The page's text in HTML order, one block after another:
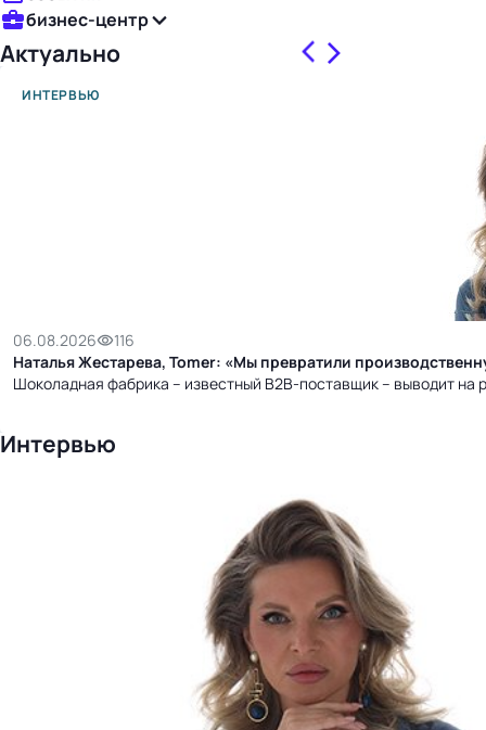
бизнес-центр
Актуально
ИНТЕРВЬЮ
06.08.2026
116
Наталья Жестарева, Tomer: «Мы превратили
Шоколадная фабрика – известный B2B-поставщик – выводит
Интервью